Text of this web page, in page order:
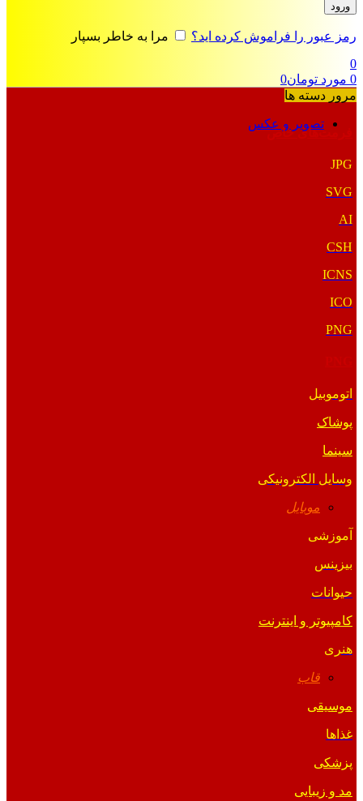
ورود
رمز عبور را فراموش کرده اید؟
مرا به خاطر بسپار
0
0 مورد تومان0
مرور دسته ها
تصویر و عکس
فرمت‌های خاص
JPG
SVG
AI
CSH
ICNS
ICO
PNG
اتوموبیل
پوشاک
سینما
وسایل الکترونیکی
موبایل
آموزشی
بیزینس
حیوانات
کامپیوتر و اینترنت
هنری
قاب
موسیقی
غذاها
پزشکی
مد و زیبایی